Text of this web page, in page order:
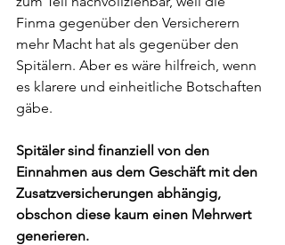
Finma gegenüber den Versicherern
mehr Macht hat als gegenüber den
Spitälern. Aber es wäre hilfreich, wenn
es klarere und einheitliche Botschaften
gäbe.
Spitäler sind finanziell von den
Einnahmen aus dem Geschäft mit den
Zusatzversicherungen abhängig,
obschon diese kaum einen Mehrwert
generieren.